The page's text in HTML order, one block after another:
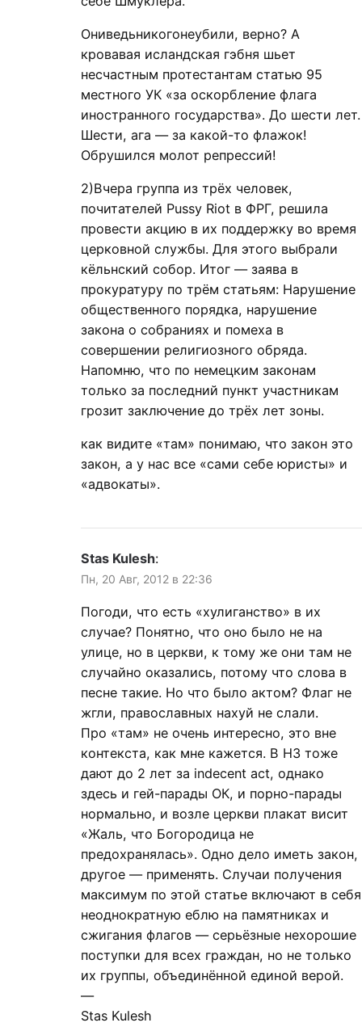
Ониведьникогонеубили, верно? А
кровавая исландская гэбня шьет
несчастным протестантам статью 95
местного УК «за оскорбление флага
иностранного государства». До шести лет.
Шести, ага — за какой-то флажок!
Обрушился молот репрессий!
2)Вчера группа из трёх человек,
почитателей Pussy Riot в ФРГ, решила
провести акцию в их поддержку во время
церковной службы. Для этого выбрали
кёльнский собор. Итог — заява в
прокуратуру по трём статьям: Нарушение
общественного порядка, нарушение
закона о собраниях и помеха в
совершении религиозного обряда.
Напомню, что по немецким законам
только за последний пункт участникам
грозит заключение до трёх лет зоны.
как видите «там» понимаю, что закон это
закон, а у нас все «сами себе юристы» и
«адвокаты».
Stas Kulesh:
Пн, 20 Авг, 2012 в 22:36
Погоди, что есть «хулиганство» в их
случае? Понятно, что оно было не на
улице, но в церкви, к тому же они там не
случайно оказались, потому что слова в
песне такие. Но что было актом? Флаг не
жгли, православных нахуй не слали.
Про «там» не очень интересно, это вне
контекста, как мне кажется. В НЗ тоже
дают до 2 лет за indecent act, однако
здесь и гей-парады ОК, и порно-парады
нормально, и возле церкви плакат висит
«Жаль, что Богородица не
предохранялась». Одно дело иметь закон,
другое — применять. Случаи получения
максимум по этой статье включают в себя
неоднократную еблю на памятниках и
сжигания флагов — серьёзные нехорошие
поступки для всех граждан, но не только
их группы, объединённой единой верой.
—
Stas Kulesh